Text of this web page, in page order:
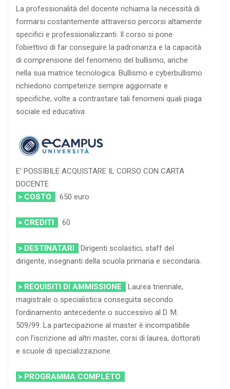
La professionalità del docente richiama la necessità di
formarsi costantemente attraverso percorsi altamente
specifici e professionalizzanti. Il corso si pone
l’obiettivo di far conseguire la padronanza e la capacità
di comprensione del fenomeno del bullismo, anche
nella sua matrice tecnologica. Bullismo e cyberbullismo
richiedono competenze sempre aggiornate e
specifiche, volte a contrastare tali fenomeni quali piaga
sociale ed educativa.
E’ POSSIBILE ACQUISTARE IL CORSO CON CARTA
DOCENTE
> COSTO
650 euro
> CREDITI 60
> DESTINATARI
Dirigenti scolastici, staff del
dirigente, insegnanti della scuola primaria e secondaria.
> REQUISITI DI AMMISSIONE
Laurea triennale,
magistrale o specialistica conseguita secondo
l’ordinamento antecedente o successivo al D. M.
509/99. La partecipazione al master è incompatibile
con l’iscrizione ad altri master, corsi di laurea, dottorati
e scuole di specializzazione.
> PROGRAMMA COMPLETO